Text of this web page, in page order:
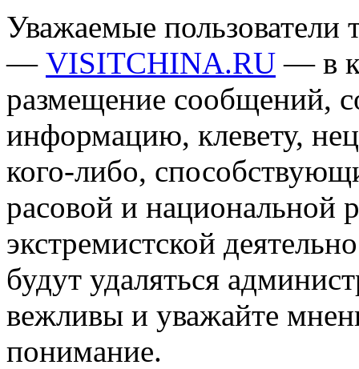
Уважаемые пользователи
— VISITCHINA.RU — в
размещение сообщений,
информацию, клевету,
кого-либо,
расовой и национальной
экстремистской
будут удаляться
вежливы и уважайте
понимание.